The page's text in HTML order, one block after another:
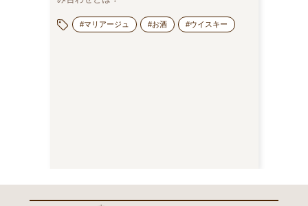
#マリアージュ #お酒 #ウイスキー